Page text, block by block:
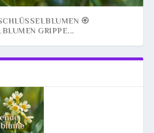
🏵️
GRIPPE...